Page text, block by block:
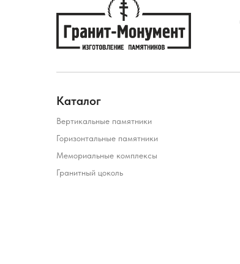
Каталог
Вертикальные памятники
Горизонтальные памятники
Мемориальные комплексы
Гранитный цоколь